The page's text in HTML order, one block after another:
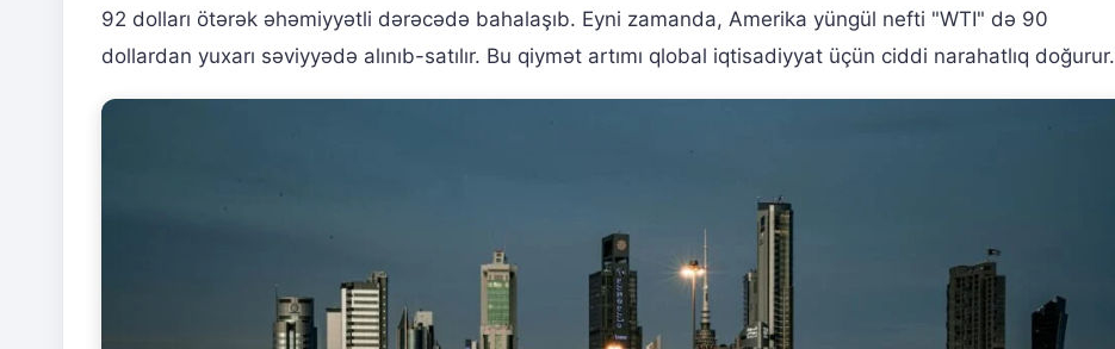
92 dolları ötərək əhəmiyyətli dərəcədə bahalaşıb. Eyni zamanda, Amerika yüngül nefti "WTI" də 90
dollardan yuxarı səviyyədə alınıb-satılır. Bu qiymət artımı qlobal iqtisadiyyat üçün ciddi narahatlıq doğurur.